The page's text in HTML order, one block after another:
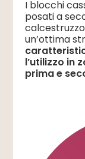
I blocchi
posati a
un’ottima
l’utilizzo in
prima e